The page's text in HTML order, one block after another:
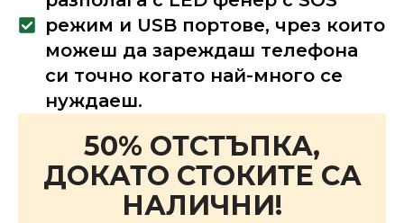
режим и USB портове, чрез които
можеш да зареждаш телефона
си точно когато най-много се
нуждаеш.
50% ОТСТЪПКА,
ДОКАТО СТОКИТЕ СА
НАЛИЧНИ!